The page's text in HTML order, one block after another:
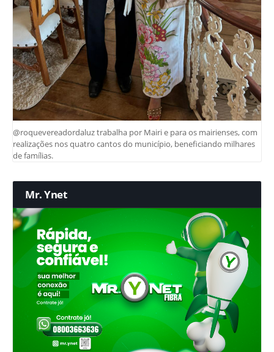
@roquevereadordaluz trabalha por Mairi e para os mairienses, com
realizações nos quatro cantos do município, beneficiando milhares
de famílias.
Mr. Ynet